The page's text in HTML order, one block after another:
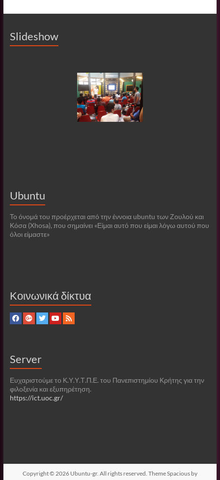
Slideshow
Ubuntu
Το όνομά του προέρχεται από την έννοια ubuntu των Ζουλού και
Κόσα (Xhosa), που σημαίνει «Είμαι αυτό που είμαι λόγω αυτού που
όλοι είμαστε»
Κοινωνικά δίκτυα
Server
Ευχαριστούμε το Κ.Υ.Υ.Τ.Π.Ε. του Πανεπιστημίου Κρήτης για την
φιλοξενία και εξυπηρέτηση.
https://ict.uoc.gr/
Copyright © 2026 Ubuntu-gr. All rights reserved. ThemeSpaciousby